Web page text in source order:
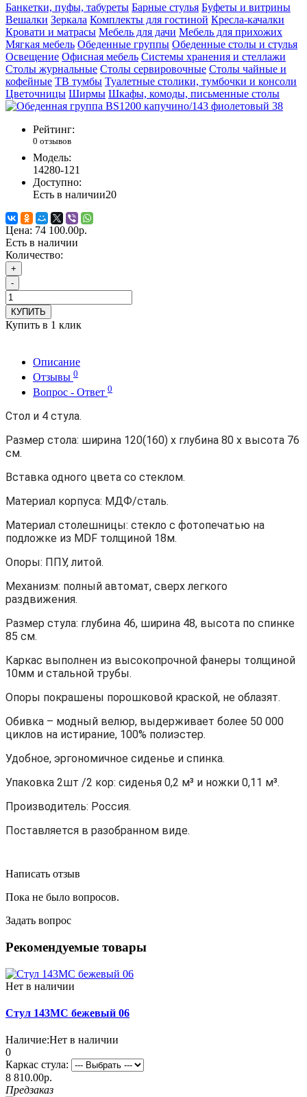
Банкетки, пуфы, табуреты Барные стулья Буфеты и витрины
Вешалки Зеркала Комплекты для гостиной Кресла-качалки
Кровати и матрасы Мебель для дачи Мебель для прихожих
Мягкая мебель Обеденные группы Обеденные столы и стулья
Освещение Офисная мебель Системы хранения и стеллажи
Столы журнальные Столы сервировочные Столы чайные и
кофейные ТВ тумбы Туалетные столики, тумбочки и консоли
Цветочницы Ширмы Шкафы, комоды, письменные столы
Рейтинг:
0 отзывов
Модель:
14280-121
Доступно:
Есть в наличии20
Цена: 74 100.00р.
Есть в наличии
Количество:
+
-
КУПИТЬ
Купить в 1 клик
Описание
Отзывы 0
Вопрос - Ответ 0
Стол и 4 стула.
Размер стола: ширина 120(160) х глубина 80 х высота 76
см.
Вставка одного цвета со стеклом.
Материал корпуса: МДФ/сталь.
Материал столешницы: стекло с фотопечатью на
подложке из MDF толщиной 18м.
Опоры: ППУ, литой.
Механизм: полный автомат, сверх легкого
раздвижения.
Размер стула: глубина 46, ширина 48, высота по спинке
85 см.
Каркас выполнен из высокопрочной фанеры толщиной
10мм и стальной трубы.
Опоры покрашены порошковой краской, не облазят.
Обивка – модный велюр, выдерживает более 50 000
циклов на истирание, 100% полиэстер.
Удобное, эргономичное сиденье и спинка.
Упаковка 2шт /2 кор: сиденья 0,2 м³ и ножки 0,11 м³.
Производитель: Россия.
Поставляется в разобранном виде.
Написать отзыв
Пока не было вопросов.
Задать вопрос
Рекомендуемые товары
Нет в наличии
Стул 143МС бежевый 06
Наличие:Нет в наличии
0
Каркас стула:
8 810.00р.
Предзаказ